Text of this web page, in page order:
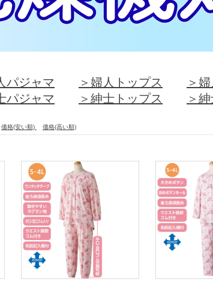
パジャマ ＞婦人トップス
＞
パジャマ ＞紳士トップス
＞
価格(安い順) 価格(高い順)